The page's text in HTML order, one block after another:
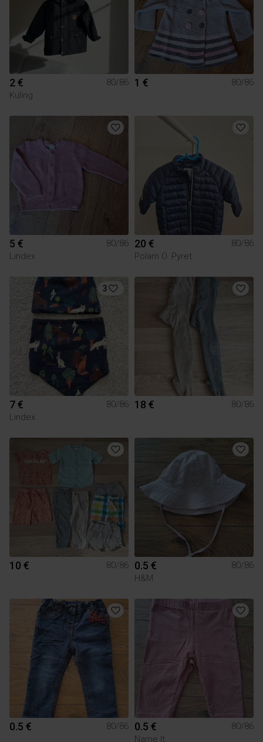
2 €
80/86
Kuling
1 € 80/86
5 €
80/86
Lindex
20 €
80/86
Polarn O. Pyret
3
7 €
80/86
Lindex
18 € 80/86
10 € 80/86 0.5 €
80/86
H&M
0.5 € 80/86 0.5 €
80/86
Name It